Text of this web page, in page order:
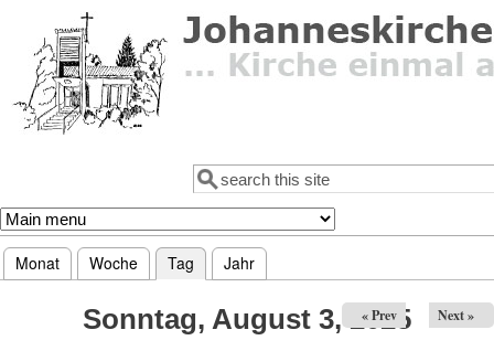
Direkt zum Inhalt
Suchformular
Suche
Haupt-Reiter
Monat Woche Tag (aktiver Reiter)
Jahr
Sonntag, August 3, 2025
« Prev Next »